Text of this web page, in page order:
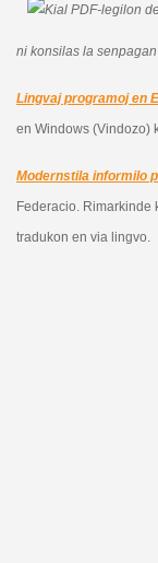
ni konsilas la
Lingvaj programoj en
en Windows (Vindozo)
Modernstila informilo
Federacio. Rimarkinde
tradukon en via lingvo.